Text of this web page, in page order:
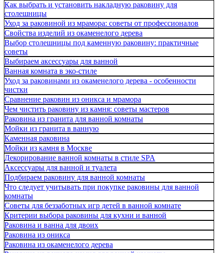
Как выбрать и установить накладную раковину для
столешницы
Уход за раковиной из мрамора: советы от профессионалов
Свойства изделий из окаменелого дерева
Выбор столешницы под каменную раковину: практичные
советы
Выбираем аксессуары для ванной
Ванная комната в эко-стиле
Уход за раковинами из окаменелого дерева - особенности
чистки
Сравнение раковин из оникса и мрамора
Чем чистить раковину из камня: советы мастеров
Раковина из гранита для ванной комнаты
Мойки из гранита в ванную
Каменная раковина
Мойки из камня в Москве
Декорирование ванной комнаты в стиле SPA
Аксессуары для ванной и туалета
Подбираем раковину для ванной комнаты
Что следует учитывать при покупке раковины для ванной
комнаты
Советы для беззаботных игр детей в ванной комнате
Критерии выбора раковины для кухни и ванной
Раковина и ванна для двоих
Раковина из оникса
Раковина из окаменелого дерева